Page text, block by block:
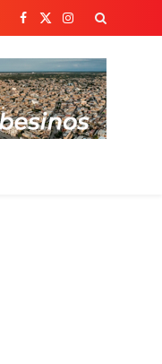
Facebook
X
Instagram